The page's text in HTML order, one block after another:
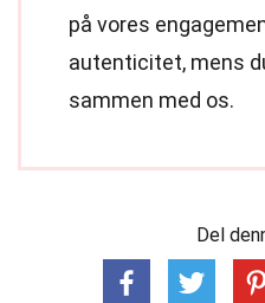
på vores
autenticitet, mens
sammen med os.
Del